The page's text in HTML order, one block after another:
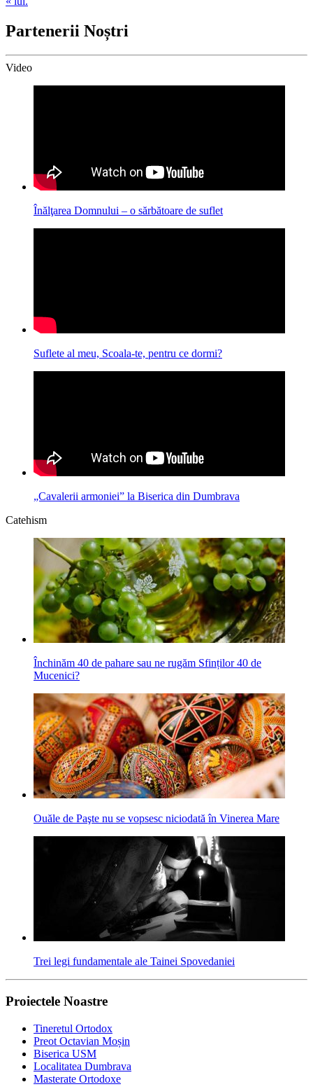
Partenerii Noștri
Video
Înălţarea Domnului – o sărbătoare de suflet
Suflete al meu, Scoala-te, pentru ce dormi?
„Cavalerii armoniei” la Biserica din Dumbrava
Catehism
Închinăm 40 de pahare sau ne rugăm Sfinților 40 de
Mucenici?
Ouăle de Paşte nu se vopsesc niciodată în Vinerea Mare
Trei legi fundamentale ale Tainei Spoveda­niei
Proiectele Noastre
Tineretul Ortodox
Preot Octavian Moșin
Biserica USM
Localitatea Dumbrava
Masterate Ortodoxe